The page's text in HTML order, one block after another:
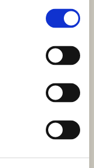
ID: 4303